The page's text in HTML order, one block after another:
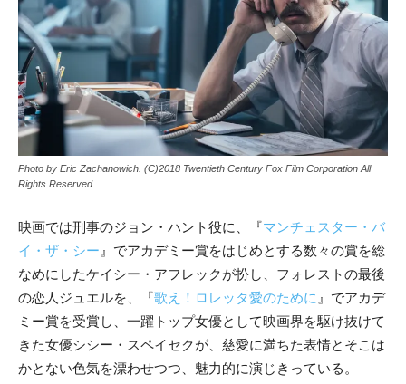
Photo by Eric Zachanowich. (C)2018 Twentieth Century Fox Film Corporation All
Rights Reserved
映画では刑事のジョン・ハント役に、『マンチェスター・バ
イ・ザ・シー』でアカデミー賞をはじめとする数々の賞を総
なめにしたケイシー・アフレックが扮し、フォレストの最後
の恋人ジュエルを、『歌え！ロレッタ愛のために』でアカデ
ミー賞を受賞し、一躍トップ女優として映画界を駆け抜けて
きた女優シシー・スペイセクが、慈愛に満ちた表情とそこは
かとない色気を漂わせつつ、魅力的に演じきっている。